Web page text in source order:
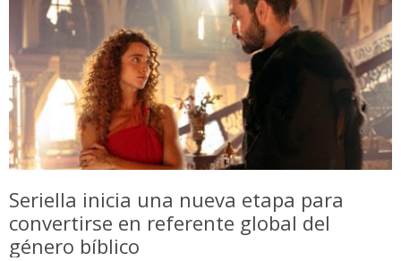
Seriella inicia una nueva etapa para
convertirse en referente global del
género bíblico